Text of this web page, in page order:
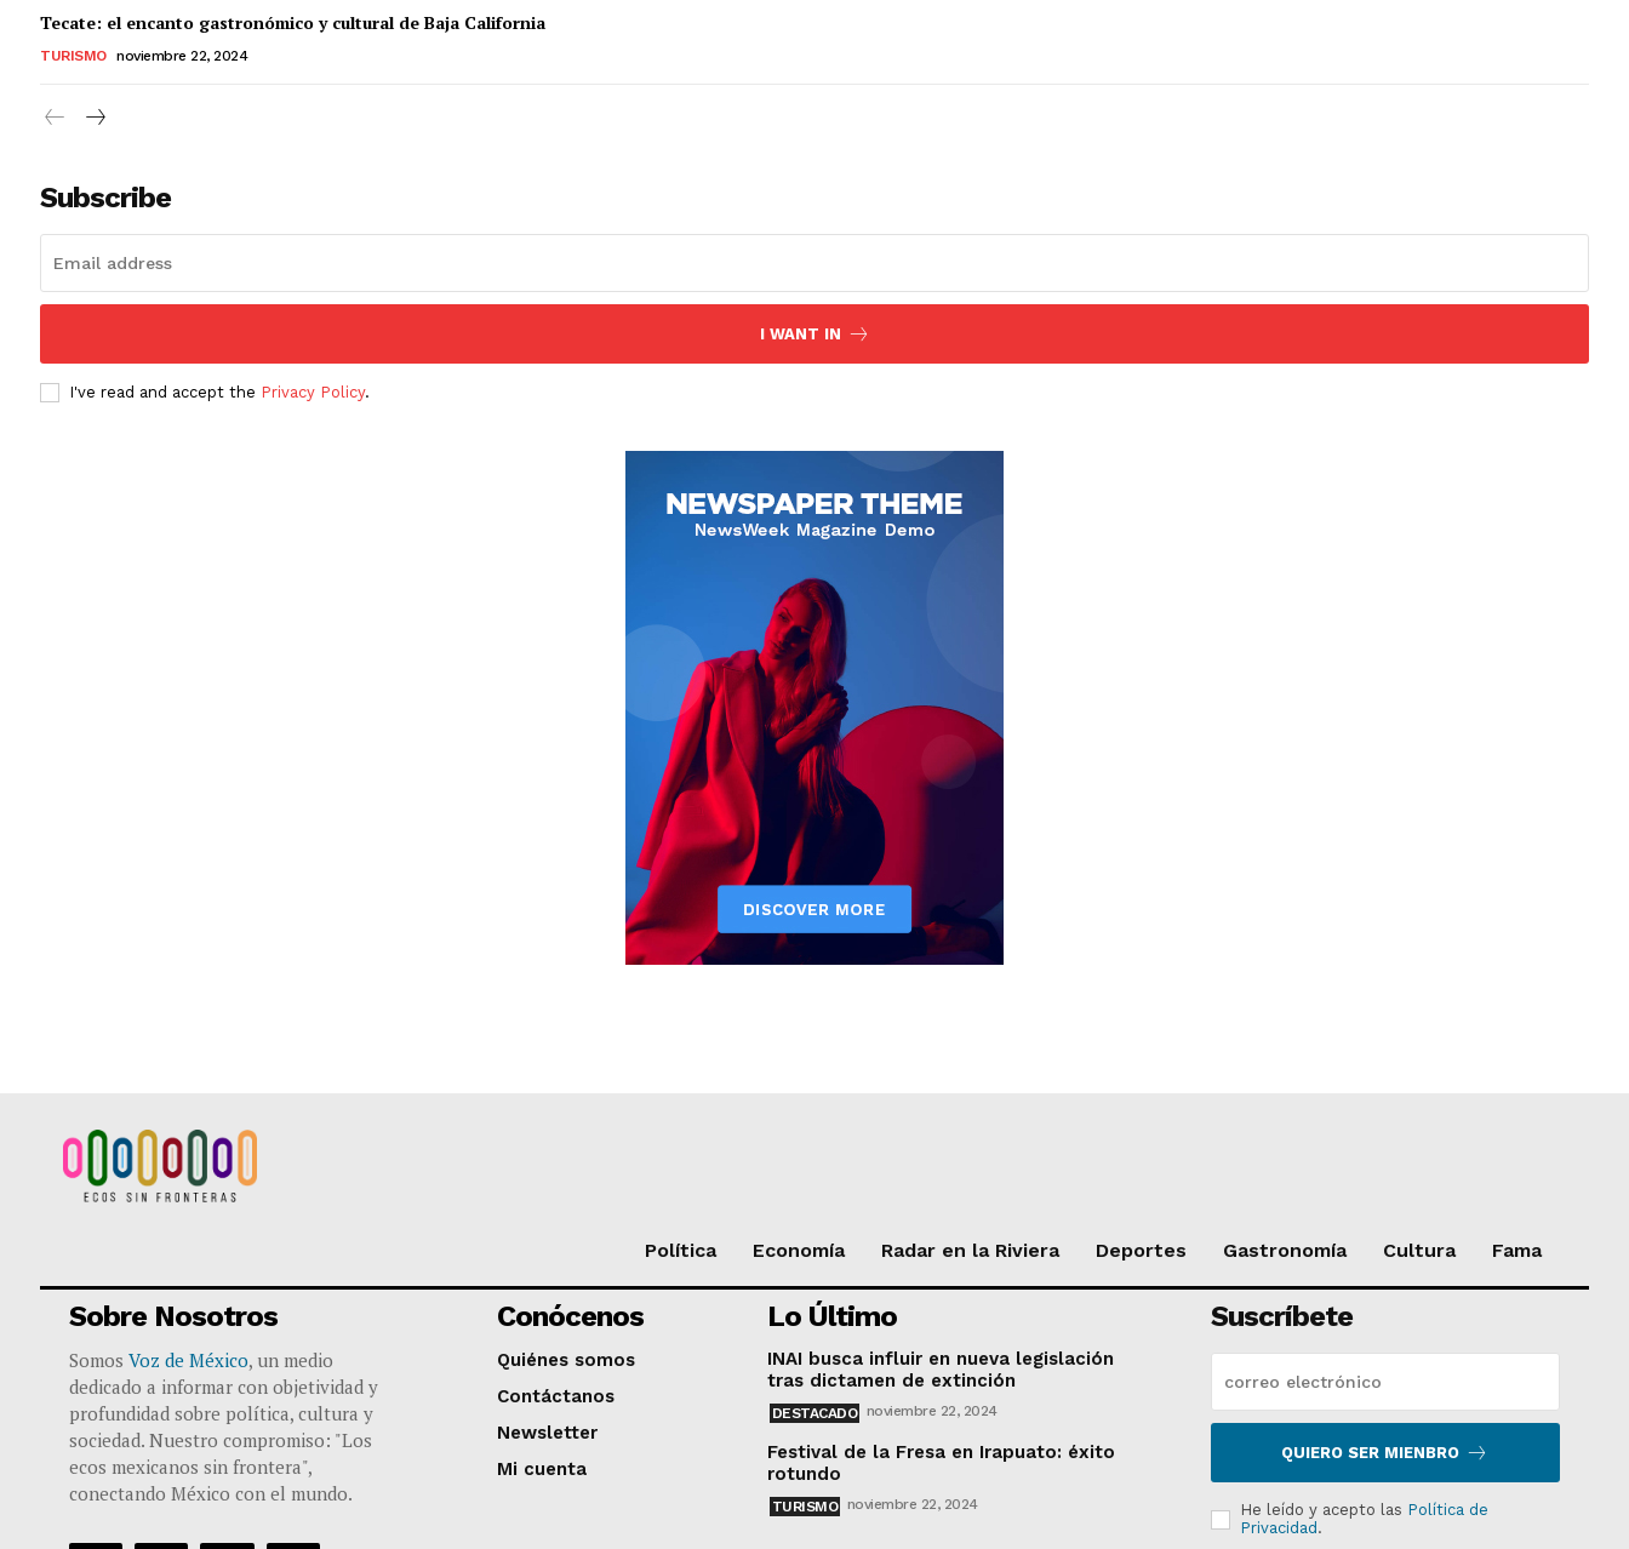
Tecate: el encanto gastronómico y cultural de Baja California
TURISMO noviembre 22, 2024
Subscribe
I WANT IN
I've read and accept the Privacy Policy.
Política Economía Radar en la Riviera Deportes Gastronomía Cultura Fama
Sobre Nosotros
Somos Voz de México, un medio
dedicado a informar con objetividad y
profundidad sobre política, cultura y
sociedad. Nuestro compromiso: "Los
ecos mexicanos sin frontera",
conectando México con el mundo.
Conócenos
Quiénes somos
Contáctanos
Newsletter
Mi cuenta
Lo Último
INAI busca influir en nueva legislación
tras dictamen de extinción
DESTACADO noviembre 22, 2024
Festival de la Fresa en Irapuato: éxito
rotundo
TURISMO noviembre 22, 2024
Suscríbete
QUIERO SER MIENBRO
He leído y acepto las Política de
Privacidad .